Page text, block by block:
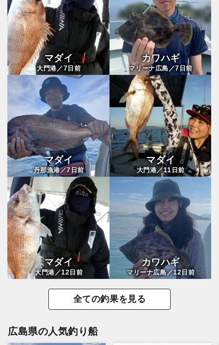
マダイ
大門港／7日前
カワハギ
マリーナ広島／7 日前
マダイ
丹那漁港／7 日前
マダイ
大門港／11 日前
マダイ
大門港／12日前
カワハギ
マリーナ広島／12日前
全ての釣果を見る
広島県の人気釣り船